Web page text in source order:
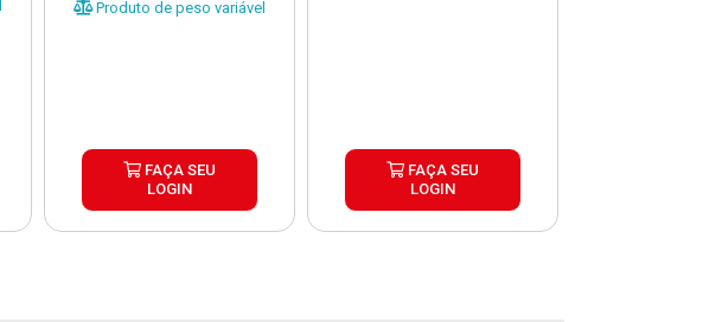
Produto de peso variável
FAÇA SEU
LOGIN
FAÇA SEU
LOGIN